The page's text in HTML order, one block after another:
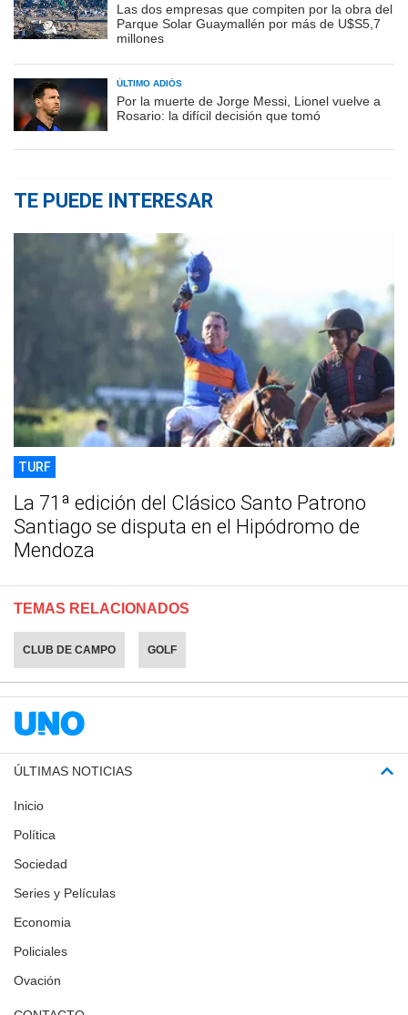
Las dos empresas que compiten por la obra del
Parque Solar Guaymallén por más de U$S5,7
millones
ÚLTIMO ADIÓS
Por la muerte de Jorge Messi, Lionel vuelve a
Rosario: la difícil decisión que tomó
TE PUEDE INTERESAR
TURF
La 71ª edición del Clásico Santo Patrono
Santiago se disputa en el Hipódromo de
Mendoza
TEMAS RELACIONADOS
CLUB DE CAMPO GOLF
ÚLTIMAS NOTICIAS
Inicio
Política
Sociedad
Series y Películas
Economia
Policiales
Ovación